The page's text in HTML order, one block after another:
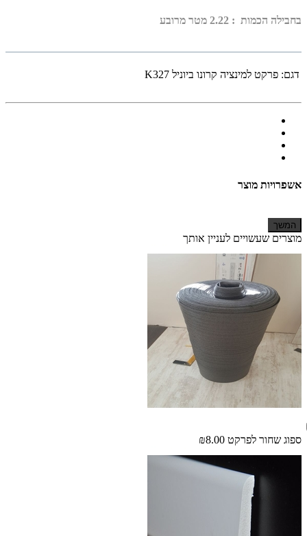
בחבילה הכמות : 2.22 מטר מרובע
דגם: פרקט למינציה קרונו ביוניל K327
אשפרויות מוצר
המשך
מוצרים שעשויים לעניין אותך
ספוג שחור לפרקט ₪8.00